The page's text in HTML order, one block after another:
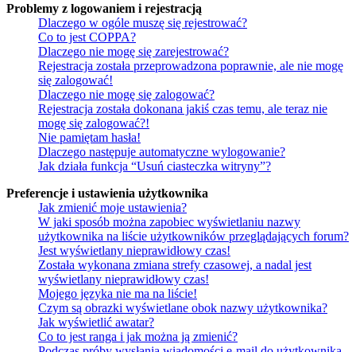
Problemy z logowaniem i rejestracją
Dlaczego w ogóle muszę się rejestrować?
Co to jest COPPA?
Dlaczego nie mogę się zarejestrować?
Rejestracja została przeprowadzona poprawnie, ale nie mogę
się zalogować!
Dlaczego nie mogę się zalogować?
Rejestracja została dokonana jakiś czas temu, ale teraz nie
mogę się zalogować?!
Nie pamiętam hasła!
Dlaczego następuje automatyczne wylogowanie?
Jak działa funkcja “Usuń ciasteczka witryny”?
Preferencje i ustawienia użytkownika
Jak zmienić moje ustawienia?
W jaki sposób można zapobiec wyświetlaniu nazwy
użytkownika na liście użytkowników przeglądających forum?
Jest wyświetlany nieprawidłowy czas!
Została wykonana zmiana strefy czasowej, a nadal jest
wyświetlany nieprawidłowy czas!
Mojego języka nie ma na liście!
Czym są obrazki wyświetlane obok nazwy użytkownika?
Jak wyświetlić awatar?
Co to jest ranga i jak można ją zmienić?